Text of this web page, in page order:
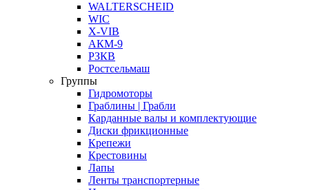
WALTERSCHEID
WIC
X-VIB
АКМ-9
РЗКВ
Ростсельмаш
Группы
Гидромоторы
Граблины | Грабли
Карданные валы и комплектующие
Диски фрикционные
Крепежи
Крестовины
Лапы
Ленты транспортерные